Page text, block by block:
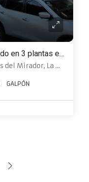
Gran galpón de 1223m² distribuido en 3 plantas en terreno de 10 X 46,10
Alicia Moreau de Justo 3139, Lomas del Mirador, La Matanza
GALPÓN